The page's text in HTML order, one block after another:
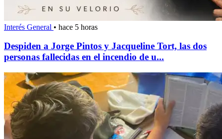
Interés General • hace 5 horas
Despiden a Jorge Pintos y Jacqueline Tort, las dos
personas fallecidas en el incendio de u...